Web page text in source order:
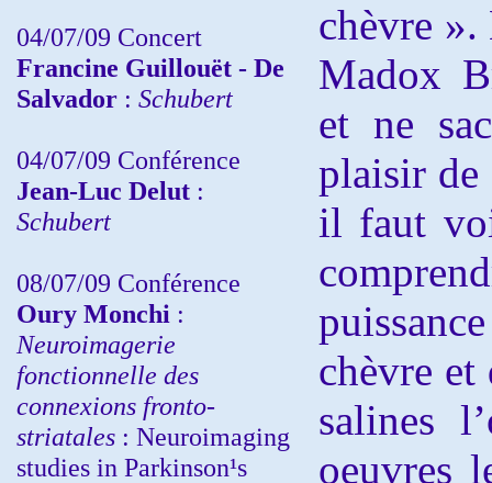
04/07/09 Concert
Francine Guillouët - De
Salvador : Schubert
04/07/09 Conférence
Jean-Luc Delut :
Schubert
08/07/09 Conférence
Oury Monchi :
Neuroimagerie
fonctionnelle des
connexions fronto-
striatales : Neuroimaging
studies in Parkinson¹s
chèvre
Madox
et ne
plaisir de
il faut
chèvre et
salines
oeuvres